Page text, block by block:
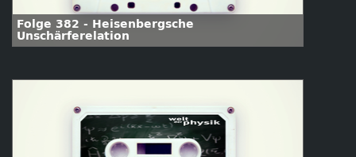
Folge 382 - Heisenbergsche
Unschärferelation